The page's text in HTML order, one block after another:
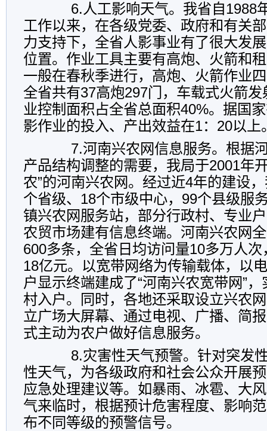
6.人工影响天气。我省自1988
工作以来，在各级党委、政府和有关
力支持下，全省人影事业有了很大发
位置。作业工具主要有高炮、火箭和
一般在春秋季进行，高炮、火箭作业
全省共有37高炮297门，车载式火箭
业控制面积占全省总面积40%。据国
影作业的投入、产出效益在1：20以上
7.河南兴农网信息服务。根据河
产品结构调整的需要，我局于2001年
农”的河南兴农网。经过近4年的建设
个省级、18个市级中心，99个县级服
镇兴农网服务站，部分行政村、专业
农贸市场建有信息终端。河南兴农网
600多条，全省日均访问量10多万人
18亿元。以宽带网络为传输载体，以
户显示终端建成了“河南兴农宽带网”
村入户。同时，各地还采取设立兴农
立广场大屏幕、通过电视、广播、简
式主动为农户做好信息服务。
8.灾害性天气预警。针对突发性
性天气，为各级政府和社会公众开展
应急处理建议等。如暴雨、冰雹、大
气来临时，根据预计危害程度、影响
布不同等级的预警信号。